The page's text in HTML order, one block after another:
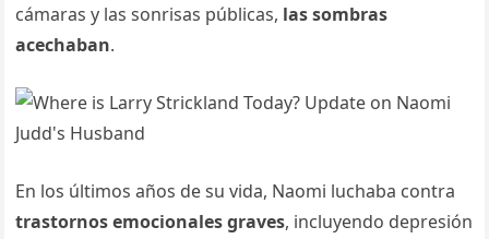
cámaras y las sonrisas públicas, las sombras
acechaban.
En los últimos años de su vida, Naomi luchaba contra
trastornos emocionales graves, incluyendo depresión